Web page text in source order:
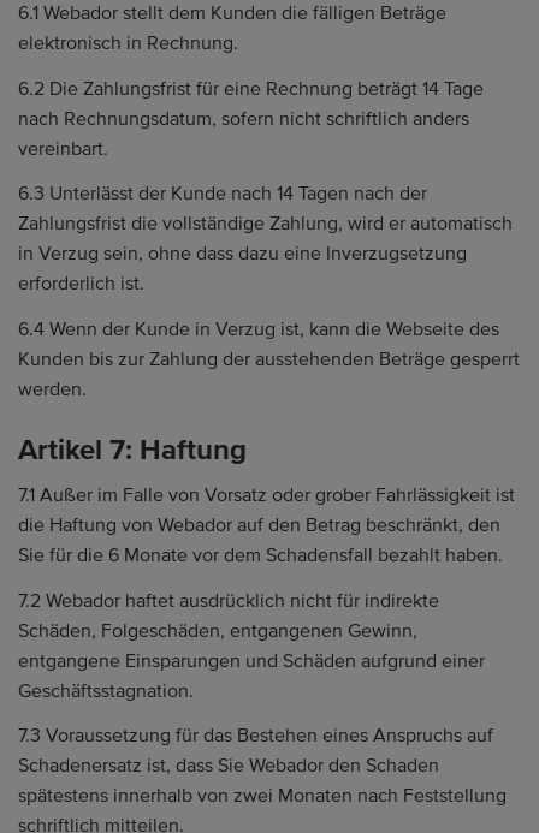
6.1 Webador stellt dem Kunden die fälligen Beträge
elektronisch in Rechnung.
6.2 Die Zahlungsfrist für eine Rechnung beträgt 14 Tage
nach Rechnungsdatum, sofern nicht schriftlich anders
vereinbart.
6.3 Unterlässt der Kunde nach 14 Tagen nach der
Zahlungsfrist die vollständige Zahlung, wird er automatisch
in Verzug sein, ohne dass dazu eine Inverzugsetzung
erforderlich ist.
6.4 Wenn der Kunde in Verzug ist, kann die Webseite des
Kunden bis zur Zahlung der ausstehenden Beträge gesperrt
werden.
Artikel 7: Haftung
7.1 Außer im Falle von Vorsatz oder grober Fahrlässigkeit ist
die Haftung von Webador auf den Betrag beschränkt, den
Sie für die 6 Monate vor dem Schadensfall bezahlt haben.
7.2 Webador haftet ausdrücklich nicht für indirekte
Schäden, Folgeschäden, entgangenen Gewinn,
entgangene Einsparungen und Schäden aufgrund einer
Geschäftsstagnation.
7.3 Voraussetzung für das Bestehen eines Anspruchs auf
Schadenersatz ist, dass Sie Webador den Schaden
spätestens innerhalb von zwei Monaten nach Feststellung
schriftlich mitteilen.